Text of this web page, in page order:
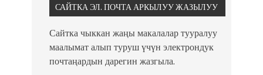
САЙТКА ЭЛ. ПОЧТА АРКЫЛУУ ЖАЗЫЛУУ
Сайтка чыккан жаңы макалалар тууралуу
маалымат алып туруш үчүн электрондук
почтаңардын дарегин жазгыла.